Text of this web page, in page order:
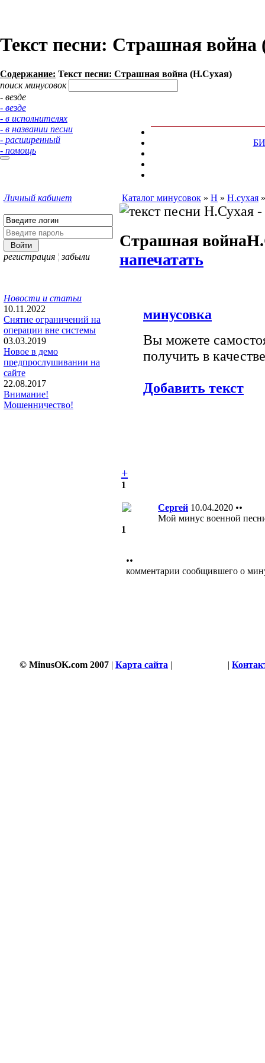
Текст песни: Страшная
Содержание: Текст песни: Страшная война (Н.Сухая)
поиск минусовок
- везде
- везде
- в исполнителях
- в названии песни
- расширенный
- помощь
Личный кабинет
регистрация ¦ забыли
Новости и статьи
10.11.2022
Снятие ограничений на
операции вне системы
03.03.2019
Новое в демо
предпрослушивании на
сайте
22.08.2017
Внимание!
Мошенничество!
Каталог минусовок » Н » Н.сухая
Страшная война
напечатать
минусовка
Вы можете
получить в
Добавить текст
+
1
Сергей 10.04.2020 ••
Мой минус военной
1
••
комментарии сообщившего о
© MinusOK.com 2007 | Карта сайта | |